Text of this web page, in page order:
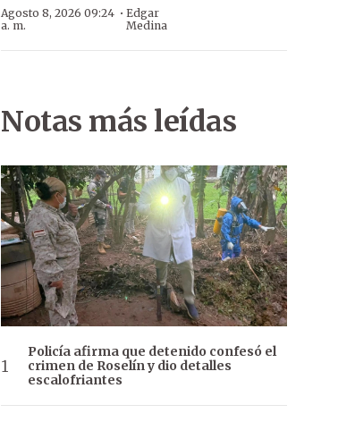
Agosto 8, 2026 09:24
a. m.
· Edgar
Medina
Notas más leídas
Policía afirma que detenido confesó el
crimen de Roselín y dio detalles
escalofriantes